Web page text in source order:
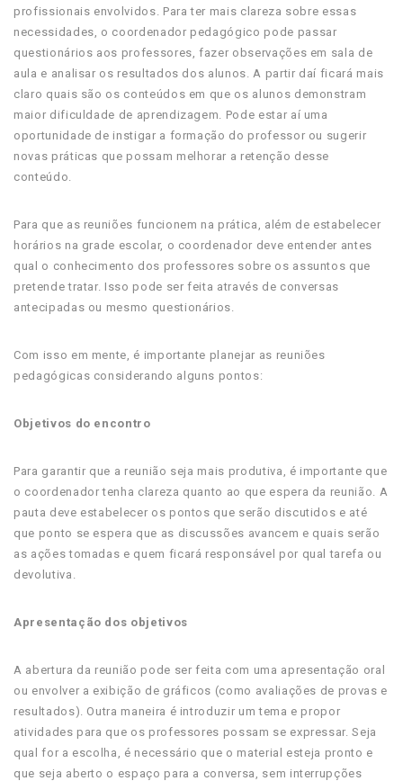
profissionais envolvidos. Para ter mais clareza sobre essas
necessidades, o coordenador pedagógico pode passar
questionários aos professores, fazer observações em sala de
aula e analisar os resultados dos alunos. A partir daí ficará mais
claro quais são os conteúdos em que os alunos demonstram
maior dificuldade de aprendizagem. Pode estar aí uma
oportunidade de instigar a formação do professor ou sugerir
novas práticas que possam melhorar a retenção desse
conteúdo.
Para que as reuniões funcionem na prática, além de estabelecer
horários na grade escolar, o coordenador deve entender antes
qual o conhecimento dos professores sobre os assuntos que
pretende tratar. Isso pode ser feita através de conversas
antecipadas ou mesmo questionários.
Com isso em mente, é importante planejar as reuniões
pedagógicas considerando alguns pontos:
Objetivos do encontro
Para garantir que a reunião seja mais produtiva, é importante que
o coordenador tenha clareza quanto ao que espera da reunião. A
pauta deve estabelecer os pontos que serão discutidos e até
que ponto se espera que as discussões avancem e quais serão
as ações tomadas e quem ficará responsável por qual tarefa ou
devolutiva.
Apresentação dos objetivos
A abertura da reunião pode ser feita com uma apresentação oral
ou envolver a exibição de gráficos (como avaliações de provas e
resultados). Outra maneira é introduzir um tema e propor
atividades para que os professores possam se expressar. Seja
qual for a escolha, é necessário que o material esteja pronto e
que seja aberto o espaço para a conversa, sem interrupções